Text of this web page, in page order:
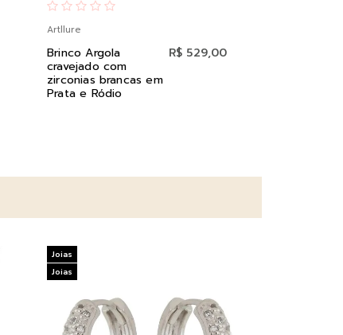
Artllure
Brinco Argola
cravejado com
zirconias brancas em
Prata e Ródio
R$ 529,00
Joias
Joias